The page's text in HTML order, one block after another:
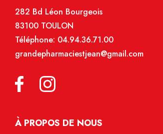
282 Bd Léon Bourgeois
83100 TOULON
Téléphone: 04.94.36.71.00
grandepharmaciestjean@gmail.com
À PROPOS DE NOUS